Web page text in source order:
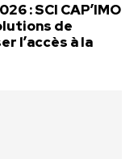
: SCI CAP’IMO
de
l’accès à la